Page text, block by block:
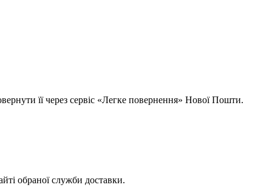
її через сервіс «Легке повернення» Нової Пошти.
обраної служби доставки.